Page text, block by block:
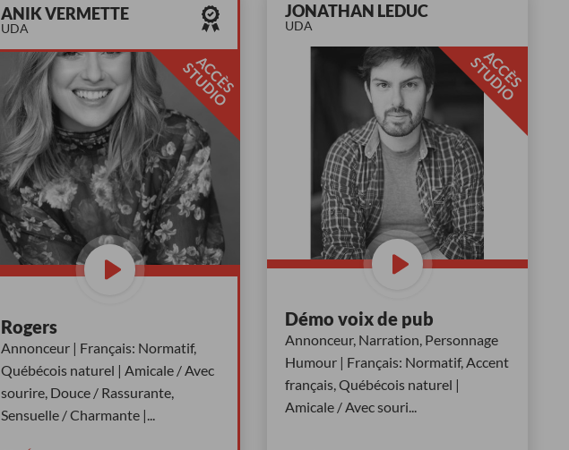
ANIK VERMETTE
UDA
A
C
C
È
S
S
T
U
D
I
O
Rogers
Annonceur | Français: Normatif,
Québécois naturel | Amicale / Avec
sourire, Douce / Rassurante,
Sensuelle / Charmante |...
JONATHAN LEDUC
UDA
A
C
C
È
S
S
T
U
D
I
O
Démo voix de pub
Annonceur, Narration, Personnage
Humour | Français: Normatif, Accent
français, Québécois naturel |
Amicale / Avec souri...